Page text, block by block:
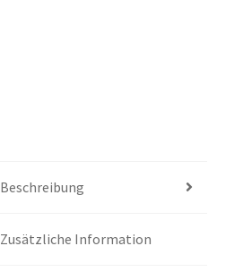
Beschreibung
Zusätzliche Information